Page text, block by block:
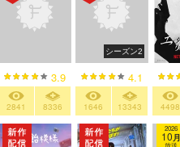
3.9
2841 8336
シーズン2
4.1
1646 13343 4498
2026
10月